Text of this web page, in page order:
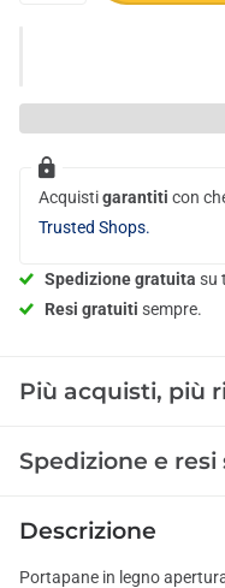
Acquistigarantiti con
Trusted Shops.
Spedizione gratuita su
Resi gratuiti sempre.
Più acquisti, più
Spedizione e
Descrizione
Portapane in legno